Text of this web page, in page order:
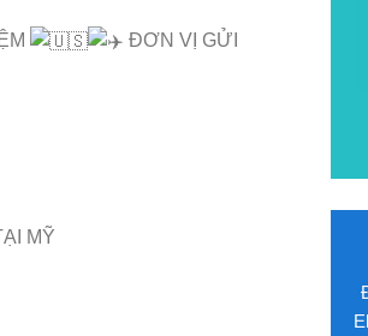
ĐƠN VỊ GỬI
MỸ